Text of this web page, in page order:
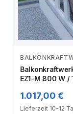
EZ1-M 800 W /
Module
1.017,00 €
Lieferzeit 10-12